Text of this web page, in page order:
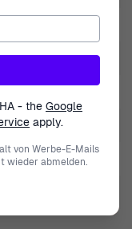
sondern zu
Lebens. Mit
inspirieren, ihre
und ihre
Anziehungskraft
sich jede
fühlt.
Ohrhänger aus
- the Google
apply.
von Werbe-E-Mails
wieder abmelden.